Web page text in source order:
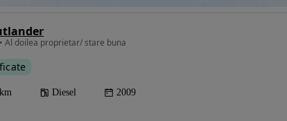
Al doilea proprietar/ stare buna
Diesel 2009